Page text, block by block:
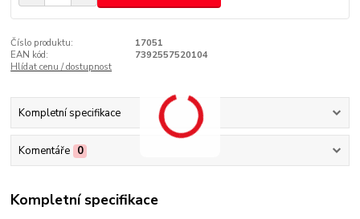
Číslo produktu:
17051
EAN kód:
7392557520104
Hlídat cenu / dostupnost
Kompletní specifikace
Komentáře 0
Kompletní specifikace